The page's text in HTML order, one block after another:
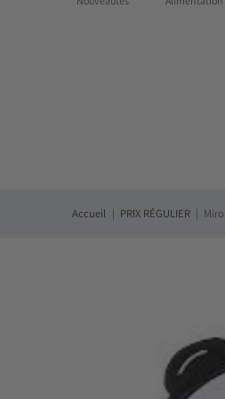
Accueil PRIX RÉGULIER